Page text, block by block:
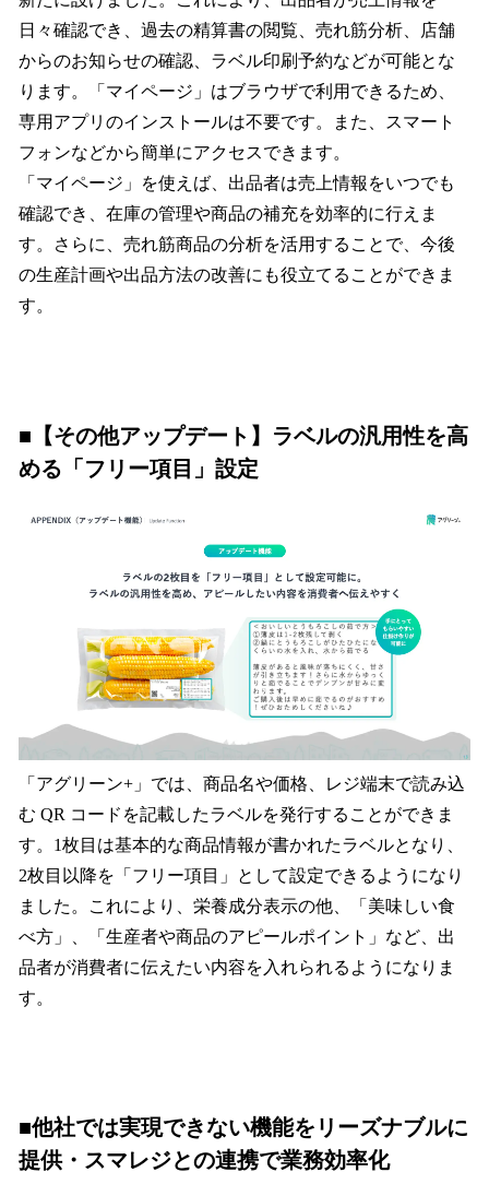
日々確認でき、過去の精算書の閲覧、売れ筋分析、店舗
からのお知らせの確認、ラベル印刷予約などが可能とな
ります。「マイページ」はブラウザで利用できるため、
専用アプリのインストールは不要です。また、スマート
フォンなどから簡単にアクセスできます。
「マイページ」を使えば、出品者は売上情報をいつでも
確認でき、在庫の管理や商品の補充を効率的に行えま
す。さらに、売れ筋商品の分析を活用することで、今後
の生産計画や出品方法の改善にも役立てることができま
す。
■【その他アップデート】ラベルの汎用性を高
める「フリー項目」設定
「アグリーン+」では、商品名や価格、レジ端末で読み込
む QR コードを記載したラベルを発行することができま
す。1枚目は基本的な商品情報が書かれたラベルとなり、
2枚目以降を「フリー項目」として設定できるようになり
ました。これにより、栄養成分表示の他、「美味しい食
べ方」、「生産者や商品のアピールポイント」など、出
品者が消費者に伝えたい内容を入れられるようになりま
す。
■他社では実現できない機能をリーズナブルに
提供・スマレジとの連携で業務効率化